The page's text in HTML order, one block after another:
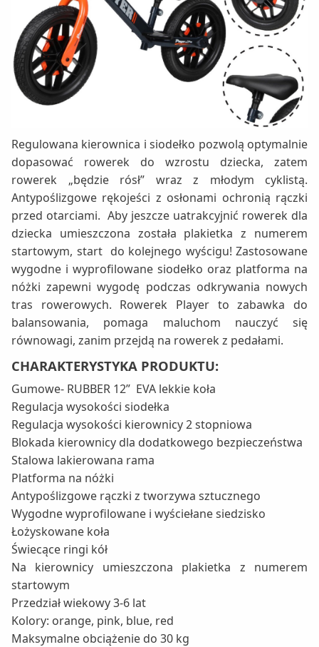
Regulowana kierownica i siodełko pozwolą optymalnie
dopasować rowerek do wzrostu dziecka, zatem
rowerek „będzie rósł” wraz z młodym cyklistą.
Antypoślizgowe rękojeści z osłonami ochronią rączki
przed otarciami. Aby jeszcze uatrakcyjnić rowerek dla
dziecka umieszczona została plakietka z numerem
startowym, start do kolejnego wyścigu! Zastosowane
wygodne i wyprofilowane siodełko oraz platforma na
nóżki zapewni wygodę podczas odkrywania nowych
tras rowerowych. Rowerek Player to zabawka do
balansowania, pomaga maluchom nauczyć się
równowagi, zanim przejdą na rowerek z pedałami.
CHARAKTERYSTYKA PRODUKTU:
Gumowe- RUBBER 12” EVA lekkie koła
Regulacja wysokości siodełka
Regulacja wysokości kierownicy 2 stopniowa
Blokada kierownicy dla dodatkowego bezpieczeństwa
Stalowa lakierowana rama
Platforma na nóżki
Antypoślizgowe rączki z tworzywa sztucznego
Wygodne wyprofilowane i wyściełane siedzisko
Łożyskowane koła
Świecące ringi kół
Na kierownicy umieszczona plakietka z numerem
startowym
Przedział wiekowy 3-6 lat
Kolory: orange, pink, blue, red
Maksymalne obciążenie do 30 kg